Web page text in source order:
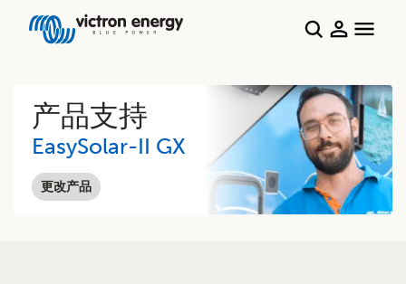
产品支持
EasySolar-II GX
更改产品